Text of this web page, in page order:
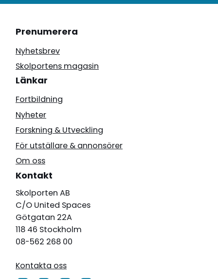
Prenumerera
Nyhetsbrev
Skolportens magasin
Länkar
Fortbildning
Nyheter
Forskning & Utveckling
För utställare & annonsörer
Om oss
Kontakt
Skolporten AB
C/O United Spaces
Götgatan 22A
118 46 Stockholm
08-562 268 00
Kontakta oss